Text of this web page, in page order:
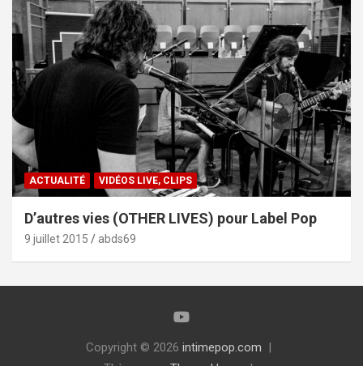
ACTUALITÉ VIDÉOS LIVE, CLIPS
D’autres vies (OTHER LIVES) pour Label Pop
9 juillet 2015 abds69
Copyright © 2026 intimepop.com